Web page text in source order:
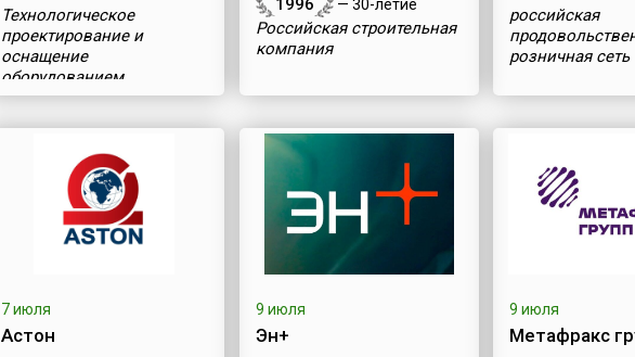
Технологическое
проектирование и
оснащение
оборудованием
1996 — 30-летие
Российская строительная
компания
российская
розничная сеть
7 июля
Астон
9 июля
Эн+
9 июля
Метафракс